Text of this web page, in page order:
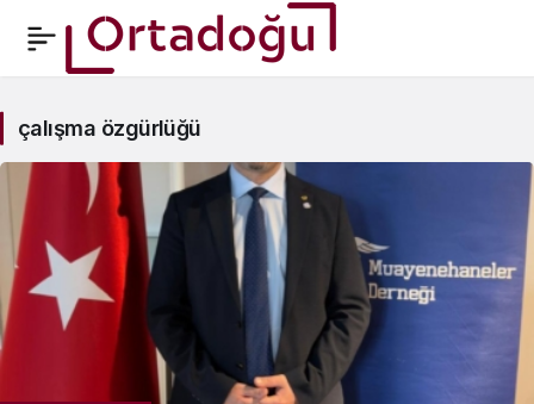
özgürlüğü
Haberleri
çalışma özgürlüğü